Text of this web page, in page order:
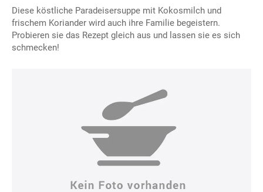
Diese köstliche Paradeisersuppe mit Kokosmilch und
frischem Koriander wird auch ihre Familie begeistern.
Probieren sie das Rezept gleich aus und lassen sie es sich
schmecken!